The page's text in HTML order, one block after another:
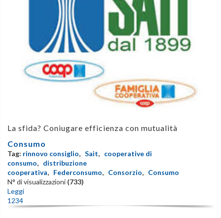
La sfida? Coniugare efficienza con mutualità
Consumo
Tag: rinnovo consiglio, Sait, cooperative di
consumo, distribuzione
cooperativa, Federconsumo, Consorzio, Consumo
N° di visualizzazioni (733)
Leggi
1 234